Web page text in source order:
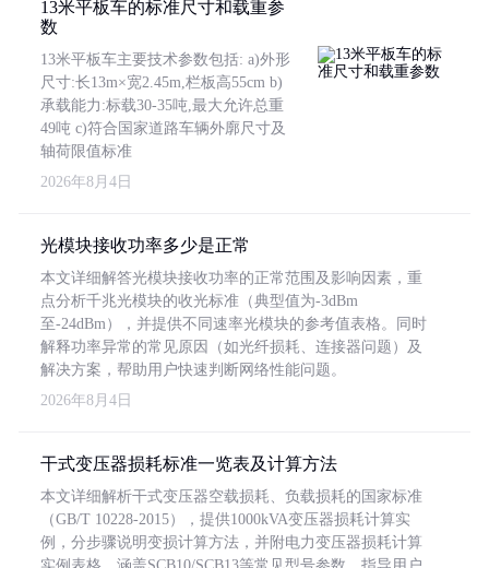
13米平板车的标准尺寸和载重参
数
13米平板车主要技术参数包括: a)外形
尺寸:长13m×宽2.45m,栏板高55cm b)
承载能力:标载30-35吨,最大允许总重
49吨 c)符合国家道路车辆外廓尺寸及
轴荷限值标准
2026年8月4日
光模块接收功率多少是正常
本文详细解答光模块接收功率的正常范围及影响因素，重
点分析千兆光模块的收光标准（典型值为-3dBm
至-24dBm），并提供不同速率光模块的参考值表格。同时
解释功率异常的常见原因（如光纤损耗、连接器问题）及
解决方案，帮助用户快速判断网络性能问题。
2026年8月4日
干式变压器损耗标准一览表及计算方法
本文详细解析干式变压器空载损耗、负载损耗的国家标准
（GB/T 10228-2015），提供1000kVA变压器损耗计算实
例，分步骤说明变损计算方法，并附电力变压器损耗计算